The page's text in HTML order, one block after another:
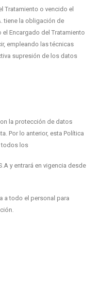
Tratamiento o vencido el
tiene la obligación de
Encargado del Tratamiento
empleando las técnicas
supresión de los datos
la protección de datos
Por lo anterior, esta Política
todos los
y entrará en vigencia desde
a todo el personal para